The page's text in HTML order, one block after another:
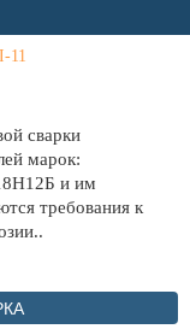
11
сварки
марок:
и им
требования к